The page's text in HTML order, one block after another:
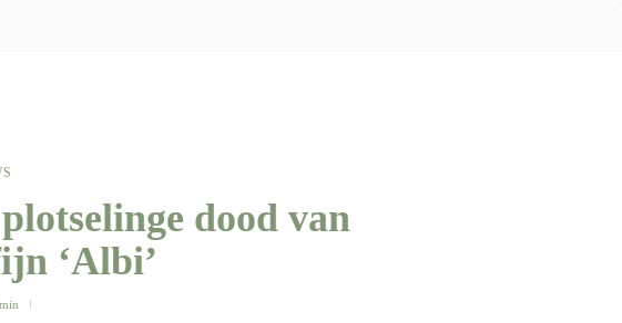
dood van
‘Albi’